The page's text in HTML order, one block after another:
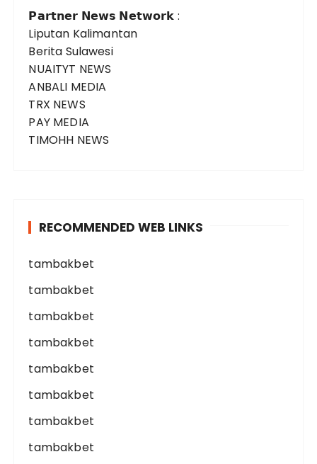
𝗣𝗮𝗿𝘁𝗻𝗲𝗿 𝗡𝗲𝘄𝘀 𝗡𝗲𝘁𝘄𝗼𝗿𝗸 :
Liputan Kalimantan
Berita Sulawesi
NUAITYT NEWS
ANBALI MEDIA
TRX NEWS
PAY MEDIA
TIMOHH NEWS
RECOMMENDED WEB LINKS
tambakbet
tambakbet
tambakbet
tambakbet
tambakbet
tambakbet
tambakbet
tambakbet